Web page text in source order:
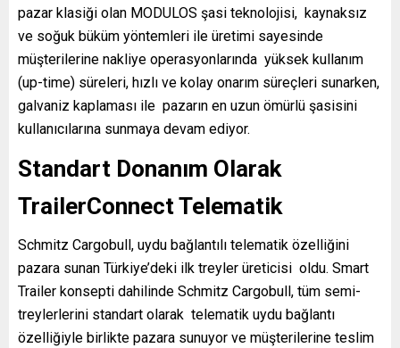
pazar klasiği olan MODULOS şasi teknolojisi, kaynaksız
ve soğuk büküm yöntemleri ile üretimi sayesinde
müşterilerine nakliye operasyonlarında yüksek kullanım
(up-time) süreleri, hızlı ve kolay onarım süreçleri sunarken,
galvaniz kaplaması ile pazarın en uzun ömürlü şasisini
kullanıcılarına sunmaya devam ediyor.
Standart Donanım Olarak
TrailerConnect Telematik
Schmitz Cargobull, uydu bağlantılı telematik özelliğini
pazara sunan Türkiye’deki ilk treyler üreticisi oldu. Smart
Trailer konsepti dahilinde Schmitz Cargobull, tüm semi-
treylerlerini standart olarak telematik uydu bağlantı
özelliğiyle birlikte pazara sunuyor ve müşterilerine teslim